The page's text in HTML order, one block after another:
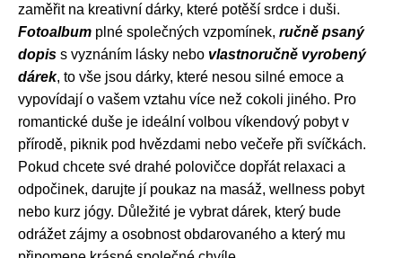
zaměřit na kreativní dárky, které potěší srdce i duši.
Fotoalbum plné společných vzpomínek, ručně psaný
dopis s vyznáním lásky nebo vlastnoručně vyrobený
dárek, to vše jsou dárky, které nesou silné emoce a
vypovídají o vašem vztahu více než cokoli jiného. Pro
romantické duše je ideální volbou víkendový pobyt v
přírodě, piknik pod hvězdami nebo večeře při svíčkách.
Pokud chcete své drahé polovičce dopřát relaxaci a
odpočinek, darujte jí poukaz na masáž, wellness pobyt
nebo kurz jógy. Důležité je vybrat dárek, který bude
odrážet zájmy a osobnost obdarovaného a který mu